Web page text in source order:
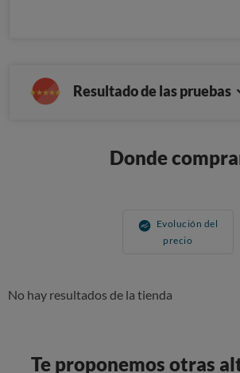
Resultado de las pruebas
Donde
Evolución del
precio
No hay resultados de la tienda
Te proponemos otras